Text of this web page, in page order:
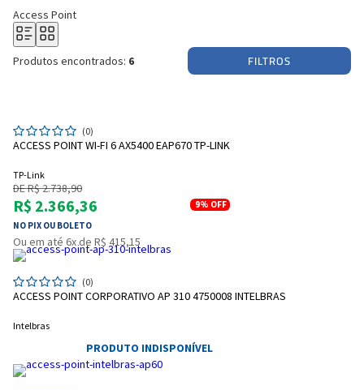
Access Point
Produtos encontrados: 6 FILTROS
(0)
ACCESS POINT WI-FI 6 AX5400 EAP670 TP-LINK
TP-Link
DE R$ 2.738,90
R$ 2.366,36
NO PIX OU BOLETO
9% OFF
Ou em até 6x de R$ 415,15
(0)
ACCESS POINT CORPORATIVO AP 310 4750008 INTELBRAS
Intelbras
PRODUTO INDISPONÍVEL